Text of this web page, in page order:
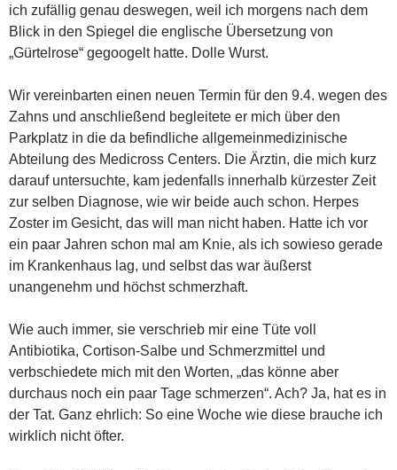
ich zufällig genau deswegen, weil ich morgens nach dem
Blick in den Spiegel die englische Übersetzung von
„Gürtelrose“ gegoogelt hatte. Dolle Wurst.
Wir vereinbarten einen neuen Termin für den 9.4. wegen des
Zahns und anschließend begleitete er mich über den
Parkplatz in die da befindliche allgemeinmedizinische
Abteilung des Medicross Centers. Die Ärztin, die mich kurz
darauf untersuchte, kam jedenfalls innerhalb kürzester Zeit
zur selben Diagnose, wie wir beide auch schon. Herpes
Zoster im Gesicht, das will man nicht haben. Hatte ich vor
ein paar Jahren schon mal am Knie, als ich sowieso gerade
im Krankenhaus lag, und selbst das war äußerst
unangenehm und höchst schmerzhaft.
Wie auch immer, sie verschrieb mir eine Tüte voll
Antibiotika, Cortison-Salbe und Schmerzmittel und
verbschiedete mich mit den Worten, „das könne aber
durchaus noch ein paar Tage schmerzen“. Ach? Ja, hat es in
der Tat. Ganz ehrlich: So eine Woche wie diese brauche ich
wirklich nicht öfter.